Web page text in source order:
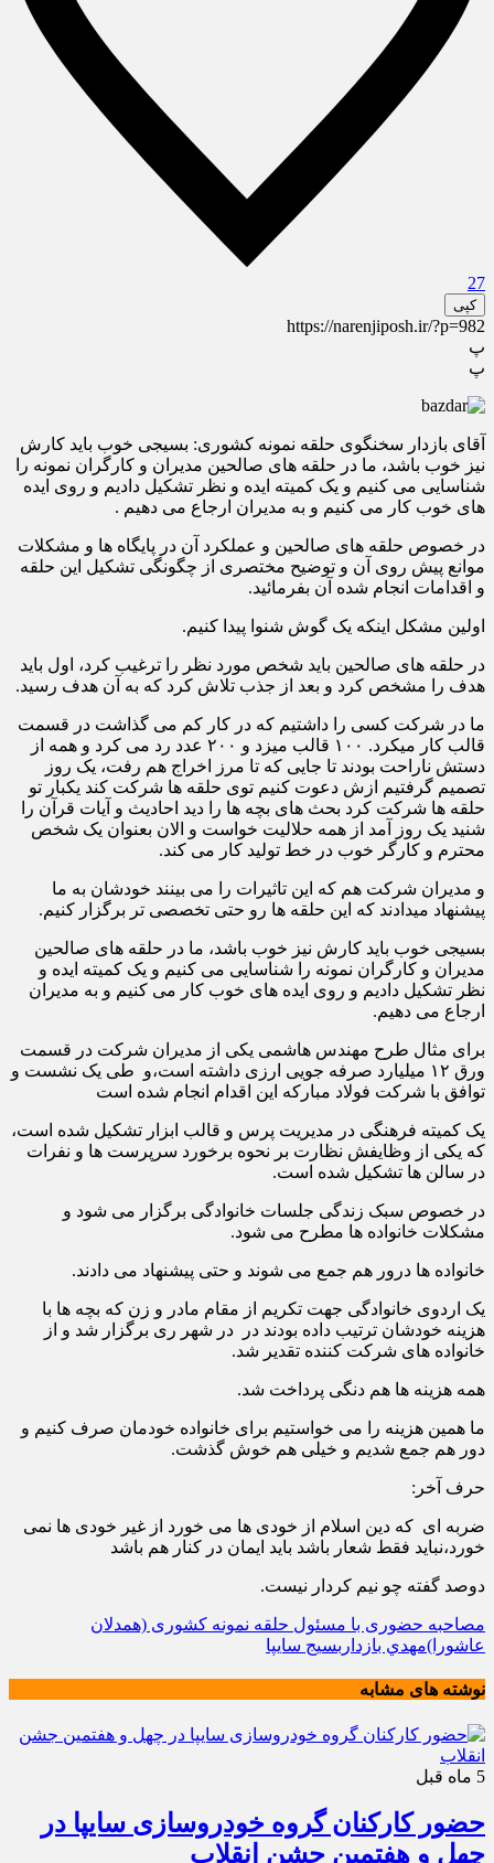
27
کپی
https://narenjiposh.ir/?p=982
پ
پ
آقای بازدار سخنگوی حلقه نمونه کشوری: بسیجی خوب باید کارش
نیز خوب باشد، ما در حلقه های صالحین مدیران و کارگران نمونه را
شناسایی می کنیم و یک کمیته ایده و نظر تشکیل دادیم و روی ایده
های خوب کار می کنیم و به مدیران ارجاع می دهیم .
در خصوص حلقه های صالحین و عملکرد آن در پایگاه ها و مشکلات
موانع پیش روی آن و توضیح مختصری از چگونگی تشکیل این حلقه
و اقدامات انجام شده آن بفرمائید.
اولین مشکل اینکه یک گوش شنوا پیدا کنیم.
در حلقه های صالحین باید شخص مورد نظر را ترغیب کرد، اول باید
هدف را مشخص کرد و بعد از جذب تلاش کرد که به آن هدف رسید.
ما در شرکت کسی را داشتیم که در کار کم می گذاشت در قسمت
قالب کار میکرد. ۱۰۰ قالب میزد و ۲۰۰ عدد رد می کرد و همه از
دستش ناراحت بودند تا جایی که تا مرز اخراج هم رفت، یک روز
تصمیم گرفتیم ازش دعوت کنیم توی حلقه ها شرکت کند یکبار تو
حلقه ها شرکت کرد بحث های بچه ها را دید احادیث و آیات قرآن را
شنید یک روز آمد از همه حلالیت خواست و الان بعنوان یک شخص
محترم و کارگر خوب در خط تولید کار می کند.
و مدیران شرکت هم که این تاثیرات را می بینند خودشان به ما
پیشنهاد میدادند که این حلقه ها رو حتی تخصصی تر برگزار کنیم.
بسیجی خوب باید کارش نیز خوب باشد، ما در حلقه های صالحین
مدیران و کارگران نمونه را شناسایی می کنیم و یک کمیته ایده و
نظر تشکیل دادیم و روی ایده های خوب کار می کنیم و به مدیران
ارجاع می دهیم.
برای مثال طرح مهندس هاشمی یکی از مدیران شرکت در قسمت
ورق ۱۲ میلیارد صرفه جویی ارزی داشته است،و طی یک نشست و
توافق با شرکت فولاد مبارکه این اقدام انجام شده است
یک کمیته فرهنگی در مدیریت پرس و قالب ابزار تشکیل شده است،
که یکی از وظایفش نظارت بر نحوه برخورد سرپرست ها و نفرات
در سالن ها تشکیل شده است.
در خصوص سبک زندگی جلسات خانوادگی برگزار می شود و
مشکلات خانواده ها مطرح می شود.
خانواده ها درور هم جمع می شوند و حتی پیشنهاد می دادند.
یک اردوی خانوادگی جهت تکریم از مقام مادر و زن که بچه ها با
هزینه خودشان ترتیب داده بودند در در شهر ری برگزار شد و از
خانواده های شرکت کننده تقدیر شد.
همه هزینه ها هم دنگی پرداخت شد.
ما همین هزینه را می خواستیم برای خانواده خودمان صرف کنیم و
دور هم جمع شدیم و خیلی هم خوش گذشت.
حرف آخر:
ضربه ای که دین اسلام از خودی ها می خورد از غیر خودی ها نمی
خورد،نباید فقط شعار باشد باید ایمان در کنار هم باشد
دوصد گفته چو نیم کردار نیست.
مصاحبه حضوری با مسئول حلقه نمونه کشوری (همدلان
عاشورا)مهدي بازداربسيج سايپا
نوشته های مشابه
5 ماه قبل
حضور کارکنان گروه خودروسازی سایپا در
چهل و هفتمین جشن انقلاب